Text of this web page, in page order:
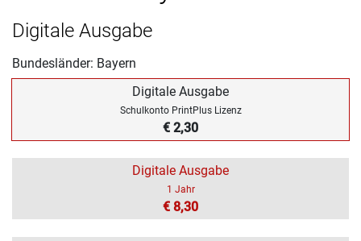
Digitale Ausgabe
Bundesländer: Bayern
Digitale Ausgabe
Schulkonto PrintPlus Lizenz
€ 2,30
Digitale Ausgabe
1 Jahr
€ 8,30